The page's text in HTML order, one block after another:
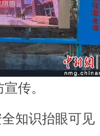
传。
知识抬眼可见